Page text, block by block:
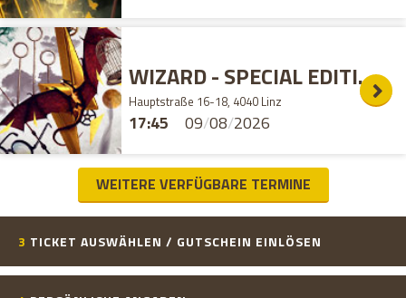
09/08/2026
17:45
WIZARD - SPECIAL EDITION
Hauptstraße 16-18, 4040 Linz
WEITERE VERFÜGBARE TERMINE
3 TICKET AUSWÄHLEN / GUTSCHEIN EINLÖSEN